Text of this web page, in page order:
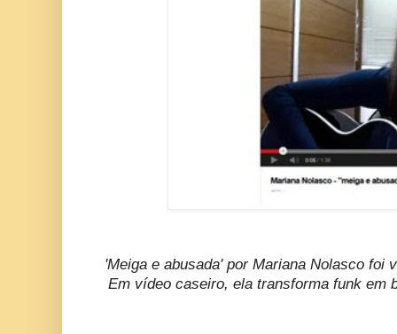
'Meiga e abusada' por Mariana Nolasco
Em vídeo caseiro, ela transforma funk em